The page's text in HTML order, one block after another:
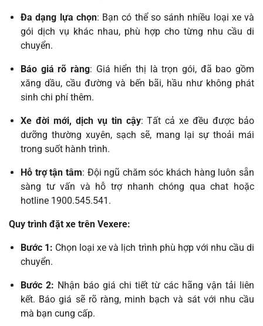
Đa dạng lựa chọn: Bạn có thể so sánh nhiều loại xe và
gói dịch vụ khác nhau, phù hợp cho từng nhu cầu di
chuyển.
Báo giá rõ ràng: Giá hiển thị là trọn gói, đã bao gồm
xăng dầu, cầu đường và bến bãi, hầu như không phát
sinh chi phí thêm.
Xe đời mới, dịch vụ tin cậy: Tất cả xe đều được bảo
dưỡng thường xuyên, sạch sẽ, mang lại sự thoải mái
trong suốt hành trình.
Hỗ trợ tận tâm: Đội ngũ chăm sóc khách hàng luôn sẵn
sàng tư vấn và hỗ trợ nhanh chóng qua chat hoặc
hotline 1900.545.541.
Quy trình đặt xe trên Vexere:
Bước 1: Chọn loại xe và lịch trình phù hợp với nhu cầu di
chuyển.
Bước 2: Nhận báo giá chi tiết từ các hãng vận tải liên
kết. Báo giá sẽ rõ ràng, minh bạch và sát với nhu cầu
mà bạn cung cấp.